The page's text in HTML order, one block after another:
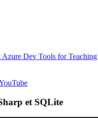
Dev Tools for Teaching
et SQLite